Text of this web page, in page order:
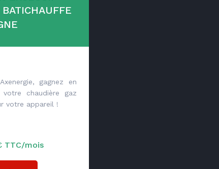
Axenergie, gagnez en
chaudière gaz
votre appareil !
TTC/mois